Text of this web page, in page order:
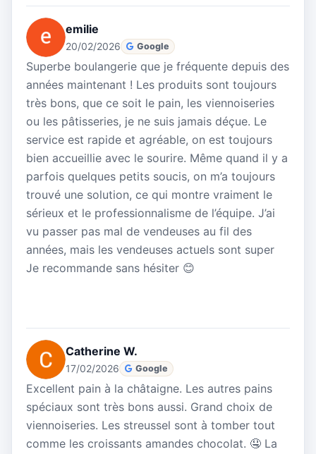
emilie
20/02/2026 Google
Superbe boulangerie que je fréquente depuis des
années maintenant ! Les produits sont toujours
très bons, que ce soit le pain, les viennoiseries
ou les pâtisseries, je ne suis jamais déçue. Le
service est rapide et agréable, on est toujours
bien accueillie avec le sourire. Même quand il y a
parfois quelques petits soucis, on m’a toujours
trouvé une solution, ce qui montre vraiment le
sérieux et le professionnalisme de l’équipe. J’ai
vu passer pas mal de vendeuses au fil des
années, mais les vendeuses actuels sont super
Je recommande sans hésiter 😊
Catherine W.
17/02/2026 Google
Excellent pain à la châtaigne. Les autres pains
spéciaux sont très bons aussi. Grand choix de
viennoiseries. Les streussel sont à tomber tout
comme les croissants amandes chocolat. 🤤 La